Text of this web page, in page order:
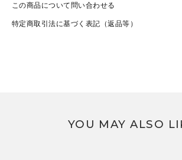
この商品について問い合わせる
特定商取引法に基づく表記（返品等）
YOU MAY ALSO